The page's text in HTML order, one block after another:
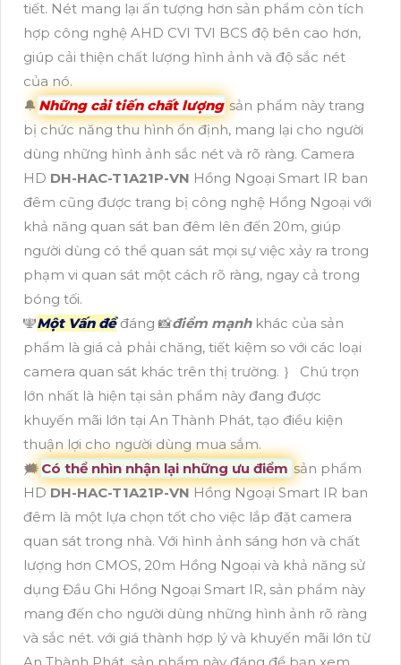
tiết. Nét mang lại ấn tượng hơn sản phẩm còn tích
hợp công nghệ AHD CVI TVI BCS độ bên cao hơn,
giúp cải thiện chất lượng hình ảnh và độ sắc nét
của nó.
🔔 Những cải tiến chất lượng sản phẩm này trang
bị chức năng thu hình ổn định, mang lại cho người
dùng những hình ảnh sắc nét và rõ ràng. Camera
HD DH-HAC-T1A21P-VN Hồng Ngoại Smart IR ban
đêm cũng được trang bị công nghệ Hồng Ngoại với
khả năng quan sát ban đêm lên đến 20m, giúp
người dùng có thể quan sát mọi sự việc xảy ra trong
phạm vi quan sát một cách rõ ràng, ngay cả trong
bóng tối.
🕎Một Vấn đềđáng 📸điểm mạnhkhác của sản
phẩm là giá cả phải chăng, tiết kiệm so với các loại
camera quan sát khác trên thị trường. ｝ Chú trọn
lớn nhất là hiện tại sản phẩm này đang được
khuyến mãi lớn tại An Thành Phát, tạo điều kiện
thuận lợi cho người dùng mua sắm.
🗯️Có thể nhìn nhận lại những ưu điểm sản phẩm
HDDH-HAC-T1A21P-VNHồng Ngoại Smart IR ban
đêm là một lựa chọn tốt cho việc lắp đặt camera
quan sát trong nhà. Với hình ảnh sáng hơn và chất
lượng hơn CMOS, 20m Hồng Ngoại và khả năng sử
dụng Đầu Ghi Hồng Ngoại Smart IR, sản phẩm này
mang đến cho người dùng những hình ảnh rõ ràng
và sắc nét. với giá thành hợp lý và khuyến mãi lớn từ